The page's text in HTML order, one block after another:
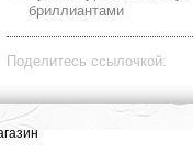
бриллиантами
Поделитесь ссылочкой: